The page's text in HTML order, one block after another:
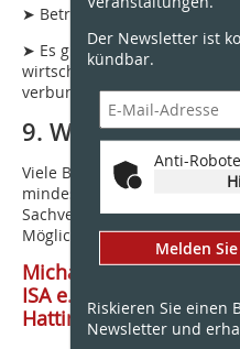
➤ Betreuung als externer
➤ Es gibt immer mehr
wirtschaftlichen Vorteile für
verbunden sind.
9.
Viele Bildungsträger und
mindestens fünf Jahren
Sachverständiger
Möglichkeit, den eigenen
Michael Sigesmund
ISA e.V.
Hattingen
Der Newsletter ist
kündbar.
Anti-
Melden
Riskieren Sie einen
Newsletter und